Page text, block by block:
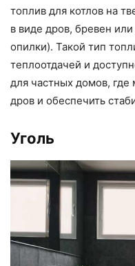
топлив для котлов на
в виде дров, бревен
опилки). Такой тип
теплоотдачей и
для частных домов, где
дров и обеспечить
Уголь